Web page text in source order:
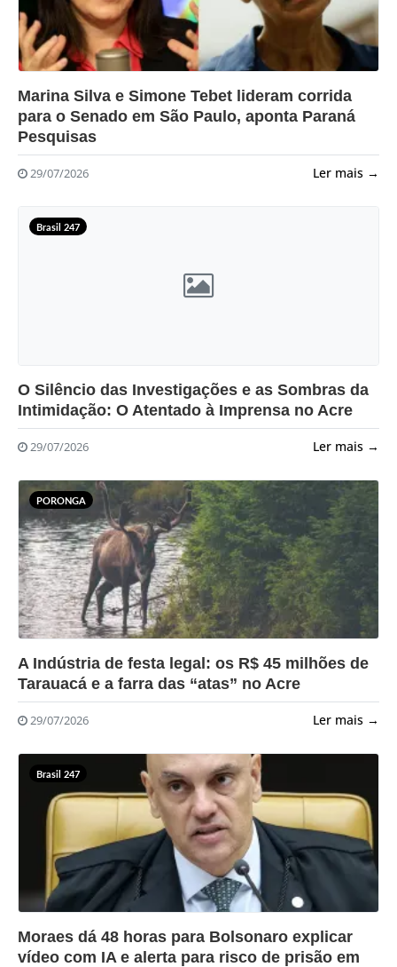
?>
Marina Silva e Simone Tebet lideram corrida
para o Senado em São Paulo, aponta Paraná
Pesquisas
29/07/2026 Ler mais →
Brasil 247
O Silêncio das Investigações e as Sombras da
Intimidação: O Atentado à Imprensa no Acre
29/07/2026 Ler mais →
PORONGA
?>
A Indústria de festa legal: os R$ 45 milhões de
Tarauacá e a farra das “atas” no Acre
29/07/2026 Ler mais →
Brasil 247
?>
Moraes dá 48 horas para Bolsonaro explicar
vídeo com IA e alerta para risco de prisão em